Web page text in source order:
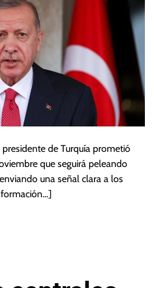
presidente de Turquía prometió
que seguirá peleando
una señal clara a los